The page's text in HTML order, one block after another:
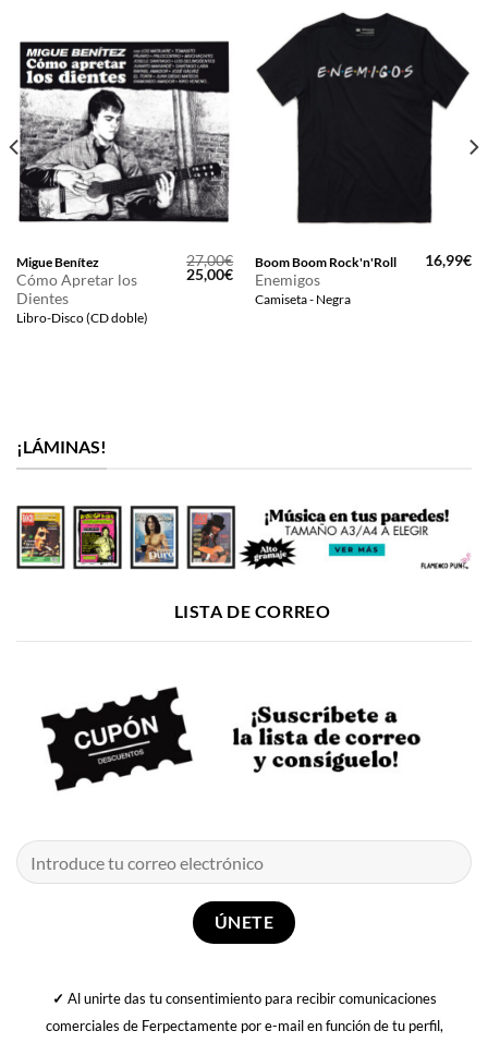
Migue Benítez
Cómo Apretar los
Dientes
Libro-Disco (CD doble)
27,00€
El
precio
25,00€El
precio
actual
Boom Boom Rock'n'Roll
Enemigos
Camiseta - Negra
16,99€
¡LÁMINAS!
LISTA DE CORREO
✓ Al unirte das tu consentimiento para recibir comunicaciones
comerciales de Ferpectamente por e-mail en función de tu perfil,